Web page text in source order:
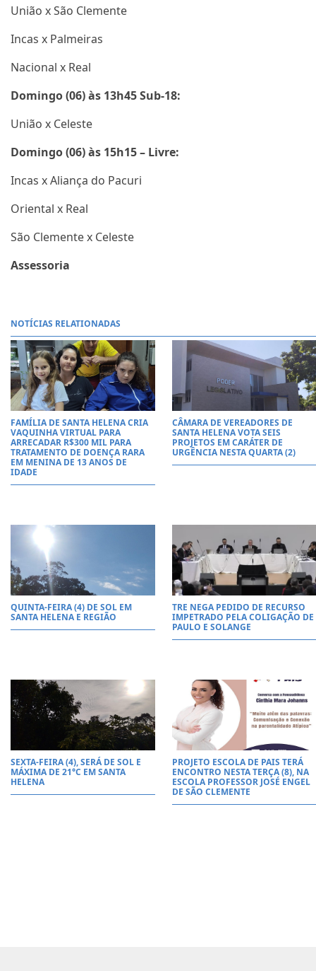
União x São Clemente
Incas x Palmeiras
Nacional x Real
Domingo (06) às 13h45 Sub-18:
União x Celeste
Domingo (06) às 15h15 – Livre:
Incas x Aliança do Pacuri
Oriental x Real
São Clemente x Celeste
Assessoria
NOTÍCIAS RELATIONADAS
FAMÍLIA DE SANTA HELENA CRIA
VAQUINHA VIRTUAL PARA
ARRECADAR R$300 MIL PARA
TRATAMENTO DE DOENÇA RARA
EM MENINA DE 13 ANOS DE
IDADE
CÂMARA DE VEREADORES DE
SANTA HELENA VOTA SEIS
PROJETOS EM CARÁTER DE
URGÊNCIA NESTA QUARTA (2)
QUINTA-FEIRA (4) DE SOL EM
SANTA HELENA E REGIÃO
TRE NEGA PEDIDO DE RECURSO
IMPETRADO PELA COLIGAÇÃO DE
PAULO E SOLANGE
SEXTA-FEIRA (4), SERÁ DE SOL E
MÁXIMA DE 21°C EM SANTA
HELENA
PROJETO ESCOLA DE PAIS TERÁ
ENCONTRO NESTA TERÇA (8), NA
ESCOLA PROFESSOR JOSÉ ENGEL
DE SÃO CLEMENTE